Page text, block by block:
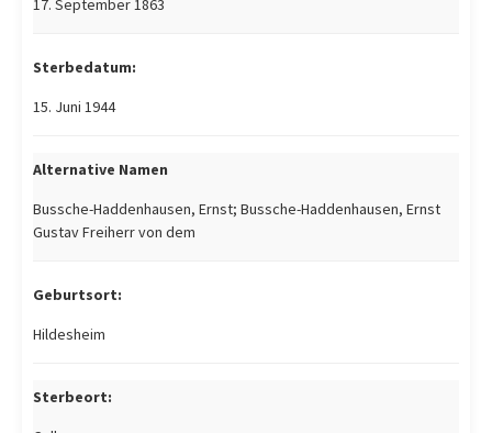
17. September 1863
Sterbedatum:
15. Juni 1944
Alternative Namen
Bussche-Haddenhausen, Ernst; Bussche-Haddenhausen, Ernst
Gustav Freiherr von dem
Geburtsort:
Hildesheim
Sterbeort: